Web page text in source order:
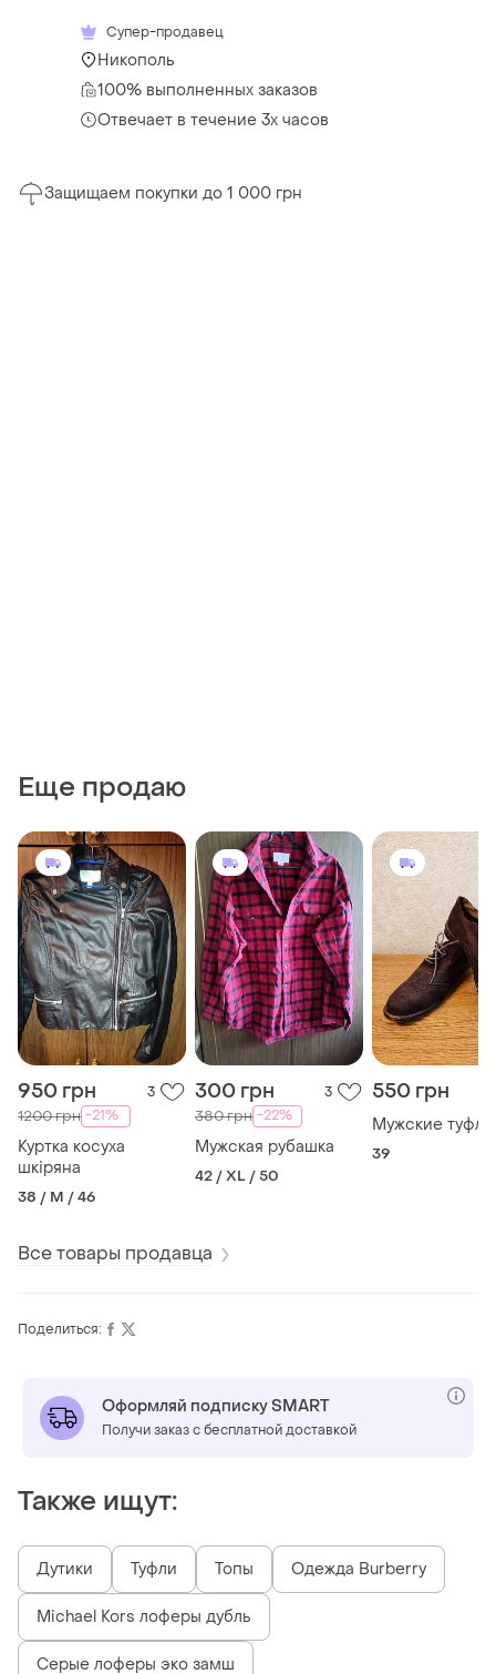
Супер-продавец
Никополь
100% выполненных заказов
Отвечает в течение 3х часов
Защищаем покупки до 1 000 грн
Еще продаю
950 грн 3
1200 грн -21%
Куртка косуха
шкіряна
38 / M / 46
300 грн 3
380 грн -22%
Мужская рубашка
42 / XL / 50
550 грн
Мужские туфли
39
Все товары продавца
Поделиться:
Оформляй подписку SMART
Получи заказ с бесплатной доставкой
Также ищут:
Дутики Туфли Топы Одежда Burberry
Michael Kors лоферы дубль
Серые лоферы эко замш